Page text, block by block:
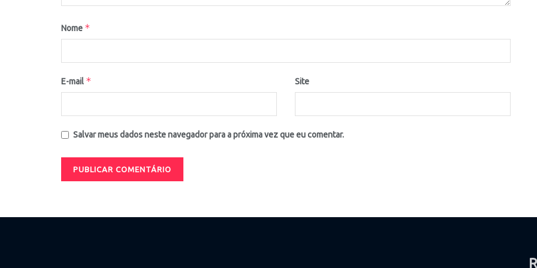
Nome *
E-mail * Site
Salvar meus dados neste navegador para a próxima vez que eu comentar.